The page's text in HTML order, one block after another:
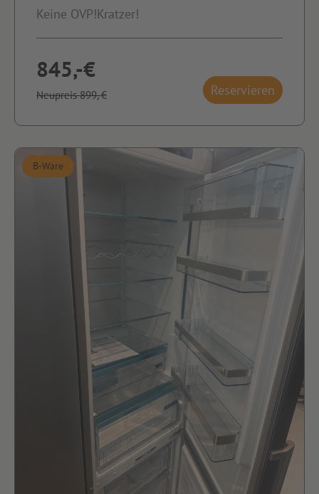
Keine OVP!Kratzer!
845,-€
Neupreis 899,-€ Reservieren
B-Ware